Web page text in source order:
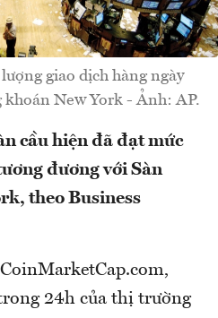
giao dịch hàng ngày
khoán New York - Ảnh: AP.
cầu hiện đã đạt mức
đương với Sàn
theo Business
24h của thị trường